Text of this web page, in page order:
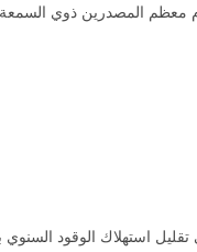
المصدرين ذوي السمعة
السنوي بنسبة 8% إلى 15%